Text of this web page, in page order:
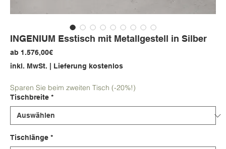
INGENIUM Esstisch mit Metallgestell in Silber
ab 1.576,00€Sale-
Preis
inkl. MwSt. Lieferung kostenlos
Sparen Sie beim zweiten Tisch (-20%!)
Tischbreite *
Tischlänge *